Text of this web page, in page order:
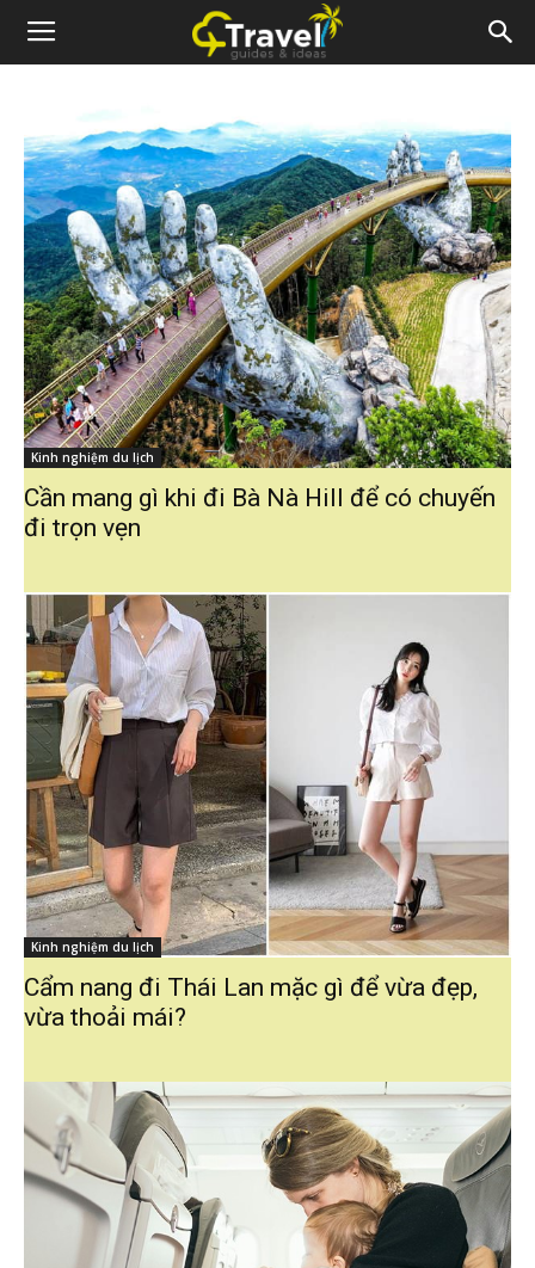
Kinh nghiệm du lịch
Cần mang gì khi đi Bà Nà Hill để có chuyến
đi trọn vẹn
Kinh nghiệm du lịch
Cẩm nang đi Thái Lan mặc gì để vừa đẹp,
vừa thoải mái?